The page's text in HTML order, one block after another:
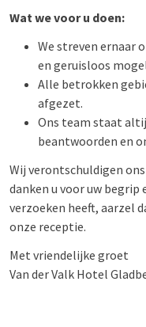
Wat we voor u doen:
We streven ernaar
en geruisloos
Alle betrokken
afgezet.
Ons team staat
beantwoorden en
Wij verontschuldigen
danken u voor uw begrip
verzoeken heeft, aarzel
onze receptie.
Met vriendelijke groet
Van der Valk Hotel